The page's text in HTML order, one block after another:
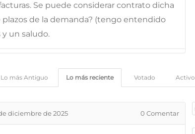
Se puede considerar contrato dicha
de la demanda? (tengo entendido
y un saludo.
Activo
Votado
Lo más reciente
Lo más Antiguo
diciembre de 2025 0 Comentar